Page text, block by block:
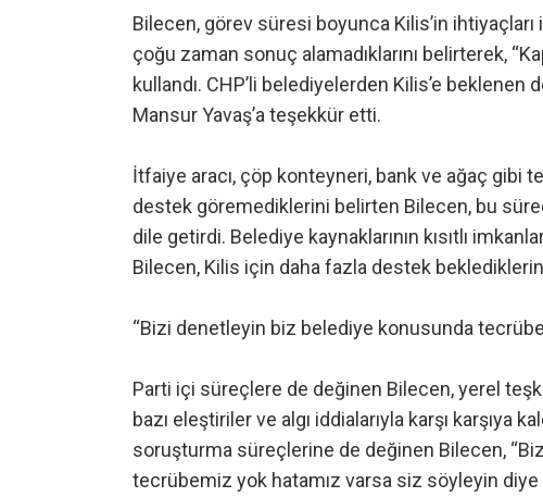
Bilecen, görev süresi boyunca Kilis’in
çoğu zaman sonuç alamadıklarını belirterek,
kullandı. CHP’li belediyelerden Kilis’e
Mansur Yavaş’a teşekkür etti.
İtfaiye aracı, çöp konteyneri, bank ve ağaç gibi
destek göremediklerini belirten Bilecen, bu
dile getirdi. Belediye kaynaklarının kısıtlı
Bilecen, Kilis için daha fazla destek
“Bizi denetleyin biz belediye konusunda
Parti içi süreçlere de değinen Bilecen, yerel
bazı eleştiriler ve algı iddialarıyla karşı karşıya
soruşturma süreçlerine de değinen Bilecen,
tecrübemiz yok hatamız varsa siz söyleyin diye